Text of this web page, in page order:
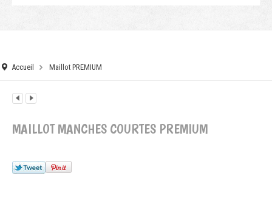
Accueil Maillot PREMIUM
MAILLOT MANCHES COURTES PREMIUM